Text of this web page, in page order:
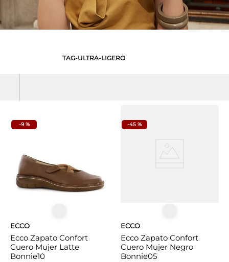
TAG-ULTRA-LIGERO
-9 %
ECCO
Ecco Zapato Confort
Cuero Mujer Latte
Bonnie10
-45 %
ECCO
Ecco Zapato Confort
Cuero Mujer Negro
Bonnie05